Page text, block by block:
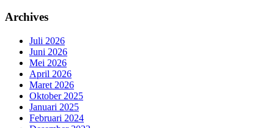
Archives
Juli 2026
Juni 2026
Mei 2026
April 2026
Maret 2026
Oktober 2025
Januari 2025
Februari 2024